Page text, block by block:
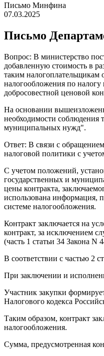
Письмо Минфина
07.03.2025
Письмо
Вопрос: В министерство
добавленную стоимость в
таким
налогообложения по
добросовестной ценовой
На основании
необходимости соблюдения
муниципальных нужд".
Ответ: В связи с
налоговой политики с
С учетом положений,
государственных и
цены контракта,
использована информация,
системе налогообложения.
Контракт заключается на
контракт, за исключением
(часть 1 статьи 34 Закона N
В соответствии с частью 2
При заключении и
Участник закупки
Налогового кодекса
Таким образом, контракт
налогообложения.
Сумма, предусмотренная